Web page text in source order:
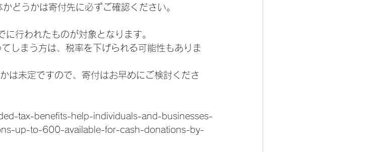
どうかは寄付先に必ずご確認ください。
行われたものが対象となります。
しまう方は、税率を下げられる可能性もありま
は未定ですので、寄付はお早めにご検討くださ
tax-benefits-help-individuals-and-businesses-
up-to-600-available-for-cash-donations-by-